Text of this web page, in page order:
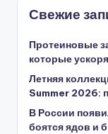
Свежие
Протеиновые
которые
Летняя
Summer 2026:
В России
боятся ядов и